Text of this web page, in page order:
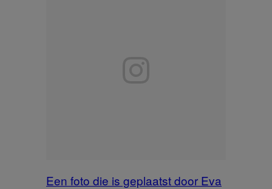
Een foto die is geplaatst door Eva